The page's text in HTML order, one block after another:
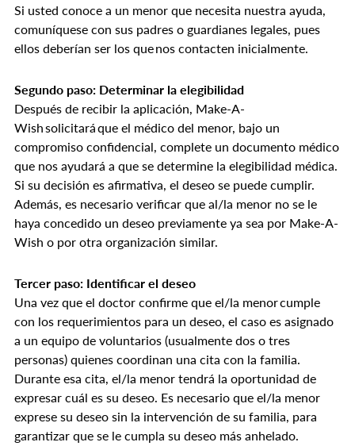
Si usted conoce a un menor que necesita nuestra ayuda,
comuníquese con sus padres o guardianes legales, pues
ellos deberían ser los que nos contacten inicialmente.
Segundo paso: Determinar la elegibilidad
Después de recibir la aplicación, Make-A-
Wish solicitará que el médico del menor, bajo un
compromiso confidencial, complete un documento médico
que nos ayudará a que se determine la elegibilidad médica.
Si su decisión es afirmativa, el deseo se puede cumplir.
Además, es necesario verificar que al/la menor no se le
haya concedido un deseo previamente ya sea por Make-A-
Wish o por otra organización similar.
Tercer paso: Identificar el deseo
Una vez que el doctor confirme que el/la menor cumple
con los requerimientos para un deseo, el caso es asignado
a un equipo de voluntarios (usualmente dos o tres
personas) quienes coordinan una cita con la familia.
Durante esa cita, el/la menor tendrá la oportunidad de
expresar cuál es su deseo. Es necesario que el/la menor
exprese su deseo sin la intervención de su familia, para
garantizar que se le cumpla su deseo más anhelado.